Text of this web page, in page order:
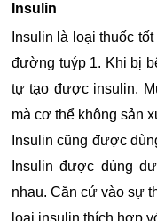
Insulin
Insulin là loại thuốc
đường tuýp 1. Khi bị
tự tạo được insulin.
mà cơ thể không sản
Insulin cũng được
Insulin được dùng
nhau. Căn cứ vào sự